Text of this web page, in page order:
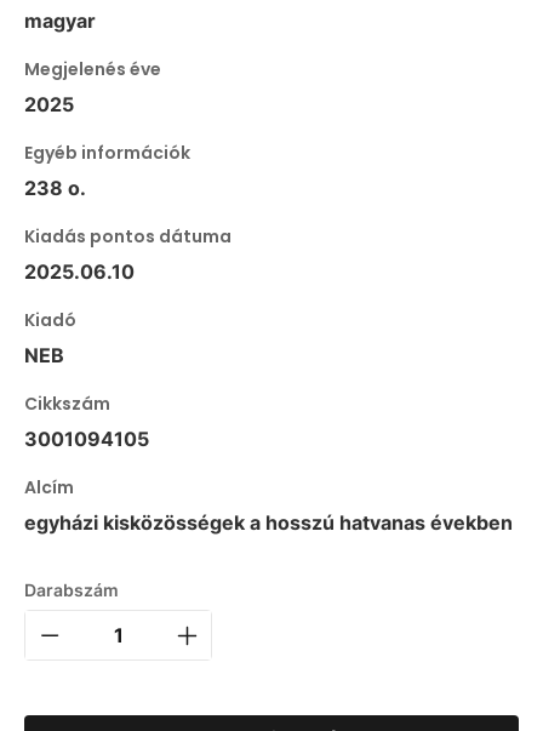
magyar
Megjelenés éve
2025
Egyéb információk
238 o.
Kiadás pontos dátuma
2025.06.10
Kiadó
NEB
Cikkszám
3001094105
Alcím
egyházi kisközösségek a hosszú hatvanas években
Darabszám